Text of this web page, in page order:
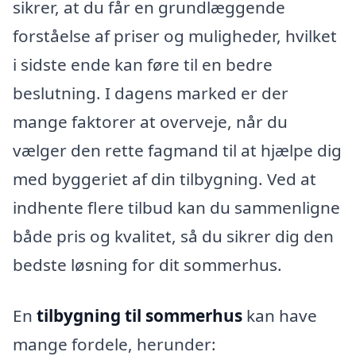
sikrer, at du får en grundlæggende
forståelse af priser og muligheder, hvilket
i sidste ende kan føre til en bedre
beslutning. I dagens marked er der
mange faktorer at overveje, når du
vælger den rette fagmand til at hjælpe dig
med byggeriet af din tilbygning. Ved at
indhente flere tilbud kan du sammenligne
både pris og kvalitet, så du sikrer dig den
bedste løsning for dit sommerhus.
En tilbygning til sommerhus kan have
mange fordele, herunder: